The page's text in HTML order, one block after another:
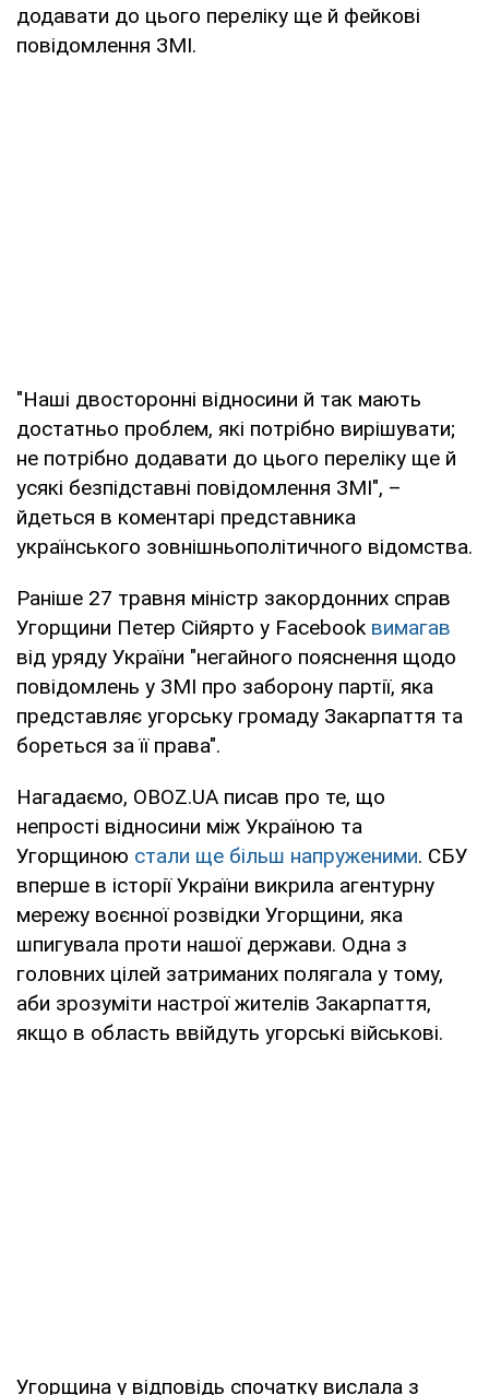
додавати до цього переліку ще й фейкові
повідомлення ЗМІ.
"Наші двосторонні відносини й так мають
достатньо проблем, які потрібно вирішувати;
не потрібно додавати до цього переліку ще й
усякі безпідставні повідомлення ЗМІ", –
йдеться в коментарі представника
українського зовнішньополітичного відомства.
Раніше 27 травня міністр закордонних справ
Угорщини Петер Сійярто у Facebook вимагав
від уряду України "негайного пояснення щодо
повідомлень у ЗМІ про заборону партії, яка
представляє угорську громаду Закарпаття та
бореться за її права".
Нагадаємо, OBOZ.UA писав про те, що
непрості відносини між Україною та
Угорщиною стали ще більш напруженими. СБУ
вперше в історії України викрила агентурну
мережу воєнної розвідки Угорщини, яка
шпигувала проти нашої держави. Одна з
головних цілей затриманих полягала у тому,
аби зрозуміти настрої жителів Закарпаття,
якщо в область ввійдуть угорські військові.
Угорщина у відповідь спочатку вислала з